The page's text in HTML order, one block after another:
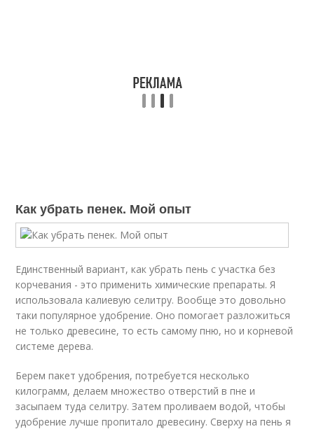
Как убрать пенек. Мой опыт
Единственный вариант, как убрать пень с участка без
корчевания - это применить химические препараты. Я
использовала калиевую селитру. Вообще это довольно
таки популярное удобрение. Оно помогает разложиться
не только древесине, то есть самому пню, но и корневой
системе дерева.
Берем пакет удобрения, потребуется несколько
килограмм, делаем множество отверстий в пне и
засыпаем туда селитру. Затем проливаем водой, чтобы
удобрение лучше пропитало древесину. Сверху на пень я